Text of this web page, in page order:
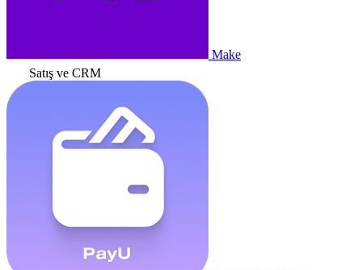
Make
Satış ve CRM